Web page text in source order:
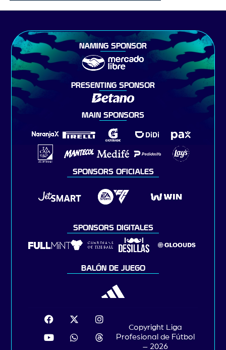
NAMING SPONSOR
PRESENTING SPONSOR
MAIN SPONSORS
SPONSORS OFICIALES
SPONSORS DIGITALES
BALÓN DE JUEGO
Copyright Liga
Profesional de Fútbol
– 2026